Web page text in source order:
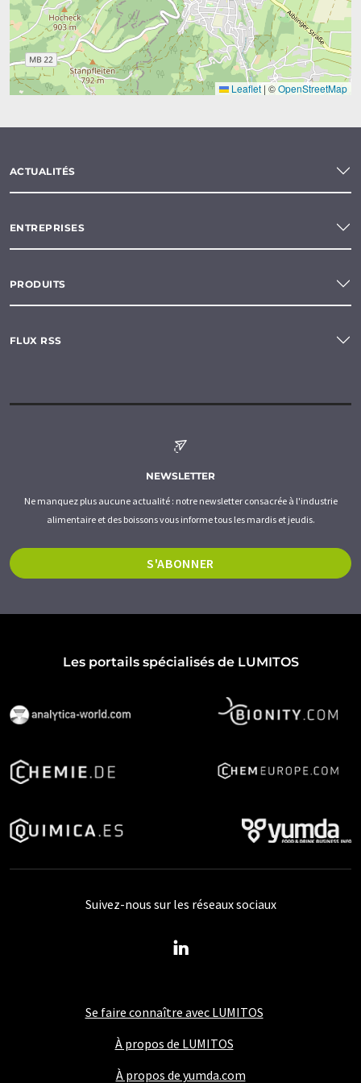
Leaflet | ©OpenStreetMap
ACTUALITÉS
ENTREPRISES
PRODUITS
FLUX RSS
NEWSLETTER
Ne manquez plus aucune actualité : notre newsletter consacrée à l'industrie
alimentaire et des boissons vous informe tous les mardis et jeudis.
S'ABONNER
Les portails spécialisés de LUMITOS
Se faire connaître avec LUMITOS
À propos de LUMITOS
À propos de yumda.com
Suivez-nous sur les réseaux sociaux